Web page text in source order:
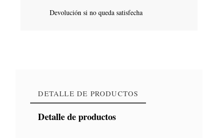
Devolución si no queda satisfecha
DETALLE DE PRODUCTOS
Detalle de productos